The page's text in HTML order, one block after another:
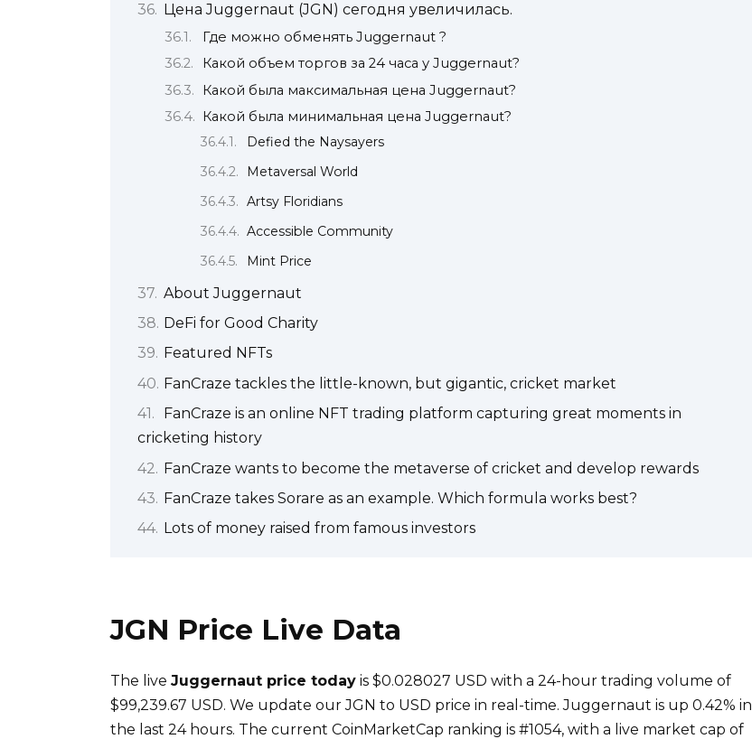
Цена Juggernaut (JGN) сегодня увеличилась.
Где можно обменять Juggernaut ?
Какой объем торгов за 24 часа у Juggernaut?
Какой была максимальная цена Juggernaut?
Какой была минимальная цена Juggernaut?
Defied the Naysayers
Metaversal World
Artsy Floridians
Accessible Community
Mint Price
About Juggernaut
DeFi for Good Charity
Featured NFTs
FanCraze tackles the little-known, but gigantic, cricket market
FanCraze is an online NFT trading platform capturing great moments in
cricketing history
FanCraze wants to become the metaverse of cricket and develop rewards
FanCraze takes Sorare as an example. Which formula works best?
Lots of money raised from famous investors
JGN Price Live Data
The live Juggernaut price today is $0.028027 USD with a 24-hour trading volume of
$99,239.67 USD. We update our JGN to USD price in real-time. Juggernaut is up 0.42% in
the last 24 hours. The current CoinMarketCap ranking is #1054, with a live market cap of